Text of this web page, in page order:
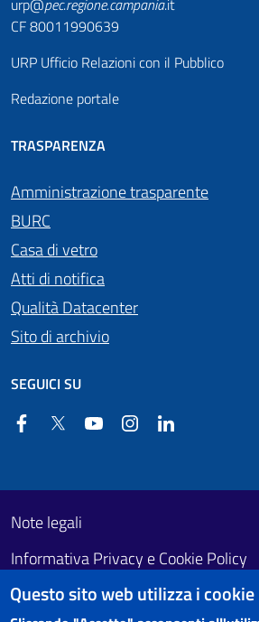
urp@pec.regione.campania.it
CF 80011990639
URP Ufficio Relazioni con il Pubblico
Redazione portale
TRASPARENZA
Amministrazione trasparente
BURC
Casa di vetro
Atti di notifica
Qualità Datacenter
Sito di archivio
SEGUICI SU
FacebookTwitter YouTube Instagram
Footer First
Useful links section
Note legali
Informativa Privacy e Cookie Policy
Obiettivi di accessibilità
Questo sito web utilizza i cookie